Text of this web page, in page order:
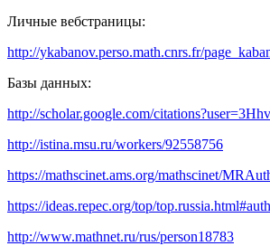
Личные вебстраницы:
http://ykabanov.perso.math.cnrs.fr/
Базы данных:
http://scholar.google.com/
http://istina.msu.ru/workers/92558756
https://mathscinet.ams.org/mathscinet/
https://ideas.repec.org/top/
http://www.mathnet.ru/rus/person18783